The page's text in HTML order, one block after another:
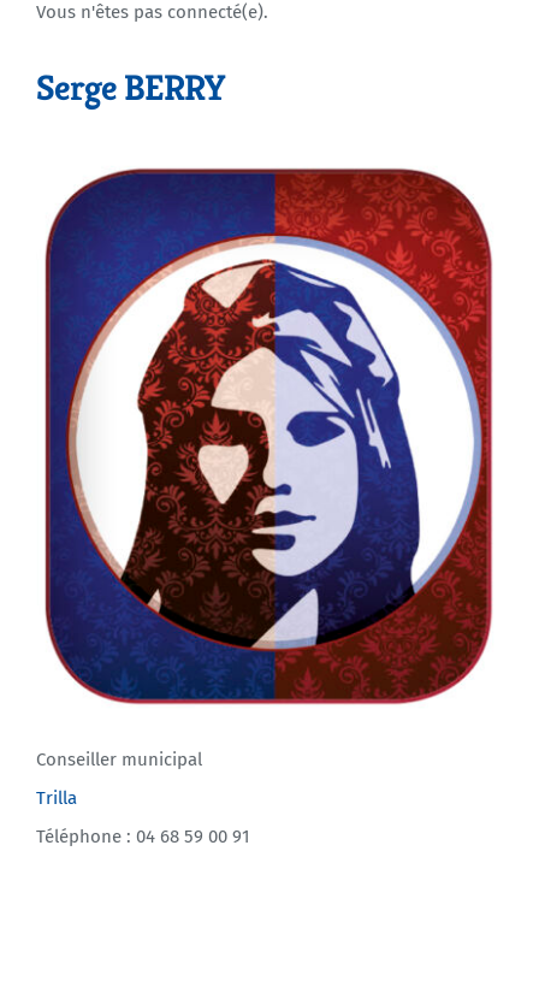
Agenda
Vous n'êtes pas connecté(e).
Serge BERRY
Conseiller municipal
Trilla
Téléphone : 04 68 59 00 91